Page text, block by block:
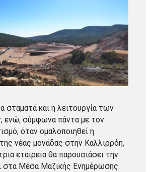
σταματά και η λειτουργία των
ενώ, σύμφωνα πάντα με τον
όταν ομαλοποιηθεί η
νέας μονάδας στην Καλλιρρόη,
εταιρεία θα παρουσιάσει την
στα Μέσα Μαζικής Ενημέρωσης.